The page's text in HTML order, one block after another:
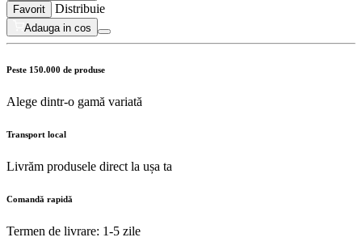
Favorit
Distribuie
Adauga in cos
Peste 150.000 de produse
Alege dintr-o gamă variată
Transport local
Livrăm produsele direct la ușa ta
Comandă rapidă
Termen de livrare: 1-5 zile